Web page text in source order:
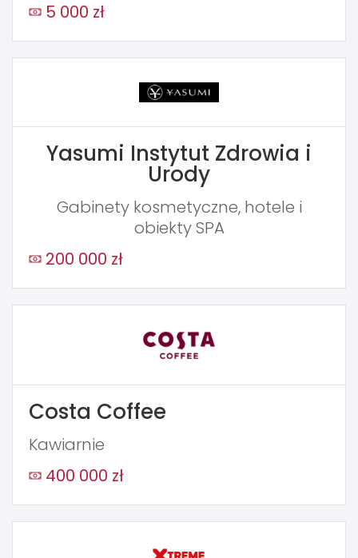
5 000 zł
Yasumi Instytut Zdrowia i
Urody
Gabinety kosmetyczne, hotele i
obiekty SPA
200 000 zł
Costa Coffee
Kawiarnie
400 000 zł